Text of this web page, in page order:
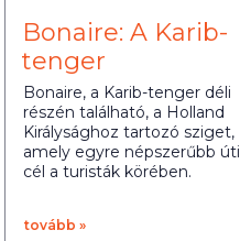
Bonaire: A Karib-
tenger
gyöngyszeme
Bonaire, a Karib-tenger déli
részén található, a Holland
Királysághoz tartozó sziget,
amely egyre népszerűbb úti
cél a turisták körében.
tovább »